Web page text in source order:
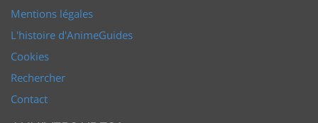
Mentions légales
L'histoire d'AnimeGuides
Cookies
Rechercher
Contact